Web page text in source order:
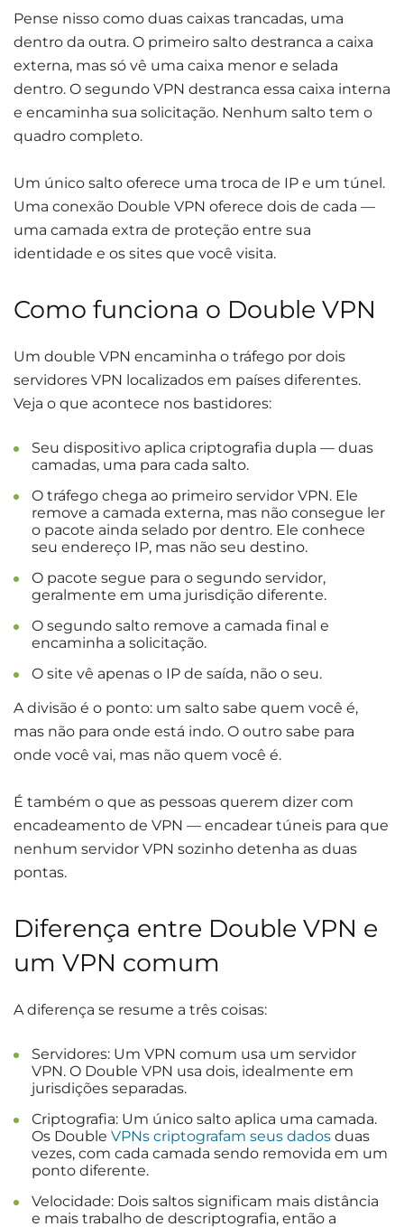
Pense nisso como duas caixas trancadas, uma
dentro da outra. O primeiro salto destranca a caixa
externa, mas só vê uma caixa menor e selada
dentro. O segundo VPN destranca essa caixa interna
e encaminha sua solicitação. Nenhum salto tem o
quadro completo.
Um único salto oferece uma troca de IP e um túnel.
Uma conexão Double VPN oferece dois de cada —
uma camada extra de proteção entre sua
identidade e os sites que você visita.
Como funciona o Double VPN
Um double VPN encaminha o tráfego por dois
servidores VPN localizados em países diferentes.
Veja o que acontece nos bastidores:
Seu dispositivo aplica criptografia dupla — duas
camadas, uma para cada salto.
O tráfego chega ao primeiro servidor VPN. Ele
remove a camada externa, mas não consegue ler
o pacote ainda selado por dentro. Ele conhece
seu endereço IP, mas não seu destino.
O pacote segue para o segundo servidor,
geralmente em uma jurisdição diferente.
O segundo salto remove a camada final e
encaminha a solicitação.
O site vê apenas o IP de saída, não o seu.
A divisão é o ponto: um salto sabe quem você é,
mas não para onde está indo. O outro sabe para
onde você vai, mas não quem você é.
É também o que as pessoas querem dizer com
encadeamento de VPN — encadear túneis para que
nenhum servidor VPN sozinho detenha as duas
pontas.
Diferença entre Double VPN e
um VPN comum
A diferença se resume a três coisas:
Servidores: Um VPN comum usa um servidor
VPN. O Double VPN usa dois, idealmente em
jurisdições separadas.
Criptografia: Um único salto aplica uma camada.
Os Double VPNs criptografam seus dados duas
vezes, com cada camada sendo removida em um
ponto diferente.
Velocidade: Dois saltos significam mais distância
e mais trabalho de descriptografia, então a